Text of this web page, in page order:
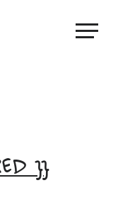
}}